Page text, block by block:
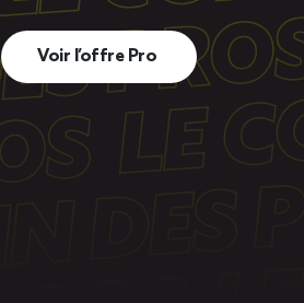
Voir l’offre Pro